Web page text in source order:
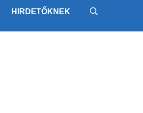
HIRDETŐKNEK